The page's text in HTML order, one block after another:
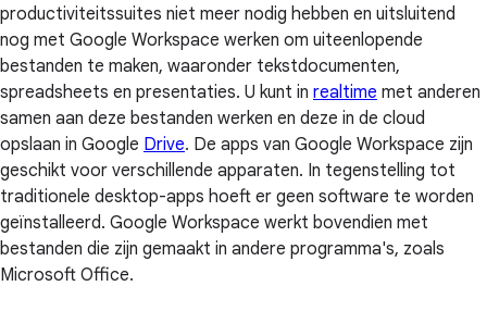
productiviteitssuites niet meer nodig hebben en uitsluitend
nog met Google Workspace werken om uiteenlopende
bestanden te maken, waaronder tekstdocumenten,
spreadsheets en presentaties. U kunt in realtime met anderen
samen aan deze bestanden werken en deze in de cloud
opslaan in Google Drive. De apps van Google Workspace zijn
geschikt voor verschillende apparaten. In tegenstelling tot
traditionele desktop-apps hoeft er geen software te worden
geïnstalleerd. Google Workspace werkt bovendien met
bestanden die zijn gemaakt in andere programma's, zoals
Microsoft Office.